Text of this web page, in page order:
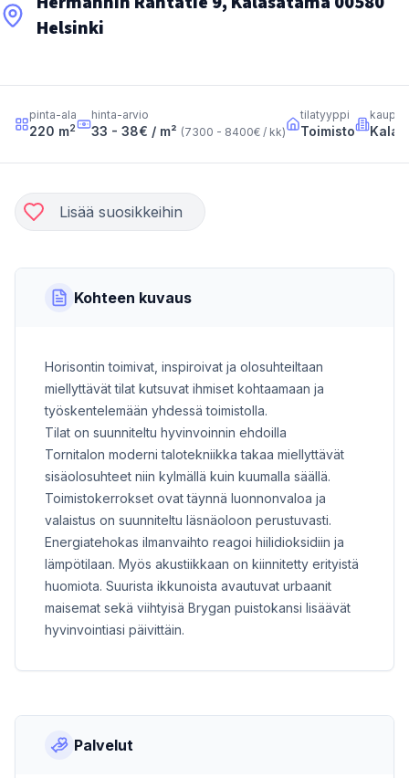
Helsinki
pinta-ala
220 m2
hinta-arvio
33 - 38€ / m² (7300 - 8400€ / kk)
tilatyyppi
Toimisto
Lisää suosikkeihin
Kohteen kuvaus
Horisontin toimivat, inspiroivat ja olosuhteiltaan
miellyttävät tilat kutsuvat ihmiset kohtaamaan ja
työskentelemään yhdessä toimistolla.
Tilat on ​suunniteltu hyvinvoinnin ehdoilla
Tornitalon moderni talotekniikka takaa miellyttävät
sisäolosuhteet niin kylmällä kuin kuumalla säällä.
Toimistokerrokset ovat täynnä luonnonvaloa ja
valaistus on suunniteltu läsnäoloon perustuvasti.
Energiatehokas ilmanvaihto reagoi hiilidioksidiin ja
lämpötilaan. Myös akustiikkaan on kiinnitetty erityistä
huomiota. ​Suurista ikkunoista avautuvat urbaanit
maisemat sekä viihtyisä Brygan puistokansi lisäävät
hyvinvointiasi päivittäin.
Palvelut